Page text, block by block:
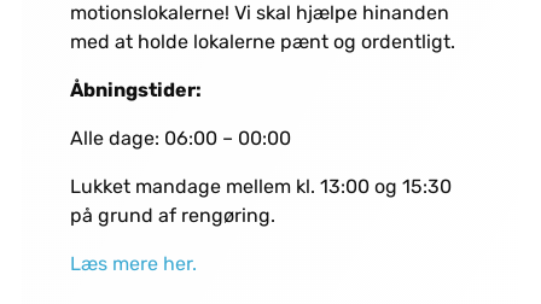
motionslokalerne! Vi skal hjælpe hinanden
med at holde lokalerne pænt og ordentligt.
Åbningstider:
Alle dage: 06:00 – 00:00
Lukket mandage mellem kl. 13:00 og 15:30
på grund af rengøring.
Læs mere her.